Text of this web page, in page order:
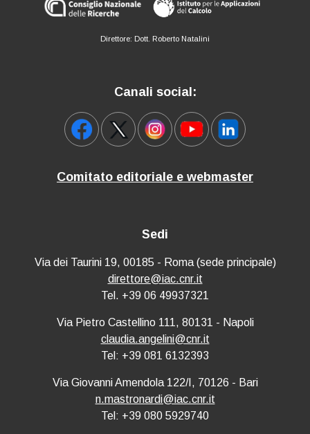
Direttore: Dott. Roberto Natalini
Canali social:
Comitato editoriale e webmaster
Sedi
Via dei Taurini 19, 00185 - Roma (sede principale)
direttore@iac.cnr.it
Tel. +39 06 49937321
Via Pietro Castellino 111, 80131 - Napoli
claudia.angelini@cnr.it
Tel: +39 081 6132393
Via Giovanni Amendola 122/I, 70126 - Bari
n.mastronardi@iac.cnr.it
Tel: +39 080 5929740